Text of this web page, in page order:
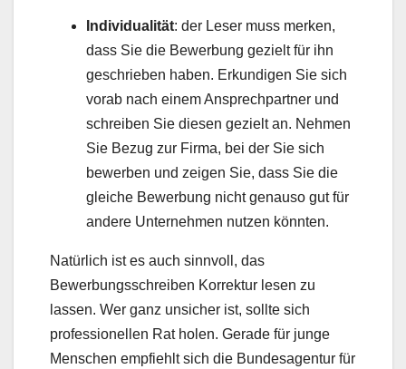
Individualität: der Leser muss merken,
dass Sie die Bewerbung gezielt für ihn
geschrieben haben. Erkundigen Sie sich
vorab nach einem Ansprechpartner und
schreiben Sie diesen gezielt an. Nehmen
Sie Bezug zur Firma, bei der Sie sich
bewerben und zeigen Sie, dass Sie die
gleiche Bewerbung nicht genauso gut für
andere Unternehmen nutzen könnten.
Natürlich ist es auch sinnvoll, das
Bewerbungsschreiben Korrektur lesen zu
lassen. Wer ganz unsicher ist, sollte sich
professionellen Rat holen. Gerade für junge
Menschen empfiehlt sich die Bundesagentur für